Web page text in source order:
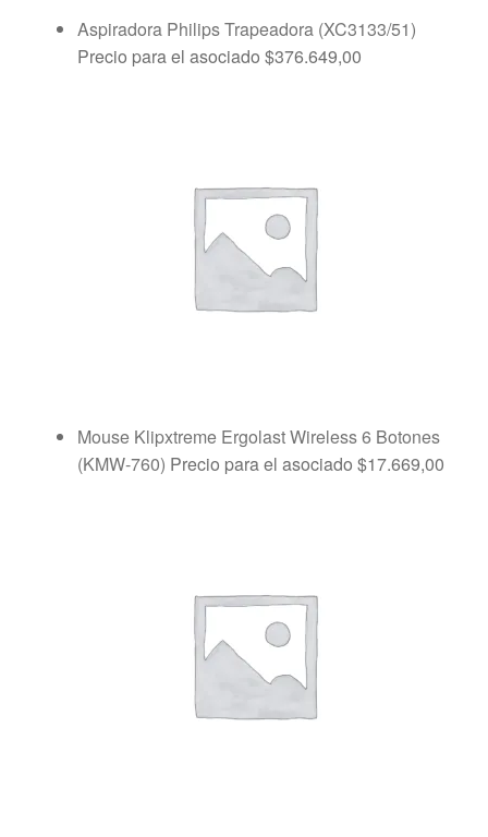
Aspiradora Philips Trapeadora (XC3133/51)
Precio para el asociado $376.649,00
Mouse Klipxtreme Ergolast Wireless 6 Botones
(KMW-760) Precio para el asociado $17.669,00